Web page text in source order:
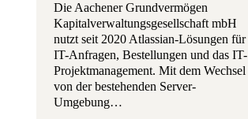
Die Aachener Grundvermögen
Kapitalverwaltungsgesellschaft mbH
nutzt seit 2020 Atlassian-Lösungen für
IT-Anfragen, Bestellungen und das IT-
Projektmanagement. Mit dem Wechsel
von der bestehenden Server-
Umgebung…